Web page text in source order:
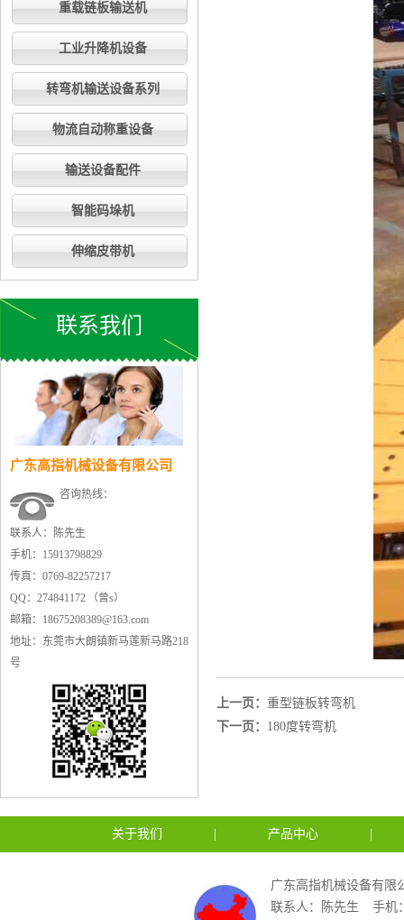
重载链板输送机
工业升降机设备
转弯机输送设备系列
物流自动称重设备
输送设备配件
智能码垛机
伸缩皮带机
联系我们
广东高指机械设备有限公司
咨询热线：
联系人：陈先生
手机：15913798829
传真：0769-82257217
QQ：274841172 （曾s）
邮箱：18675208389@163.com
地址：东莞市大朗镇新马莲新马路218
号
上一页： 重型链板转弯机
下一页： 180度转弯机
关于我们 产品中心
广东高指机械设备有限
联系人：陈先生
手机